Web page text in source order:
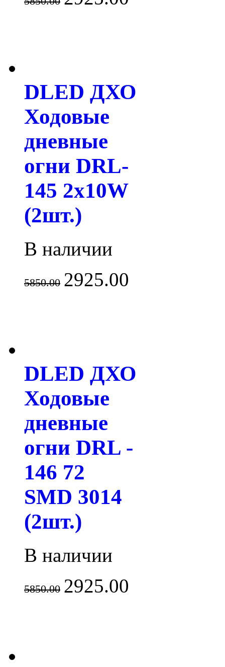
DLED ДХО
Ходовые
дневные
огни DRL-
145 2x10W
(2шт.)
В наличии
5850.00 2925.00
DLED ДХО
Ходовые
дневные
огни DRL -
146 72
SMD 3014
(2шт.)
В наличии
5850.00 2925.00